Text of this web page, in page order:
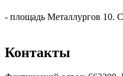
- площадь Металлургов
Контакты